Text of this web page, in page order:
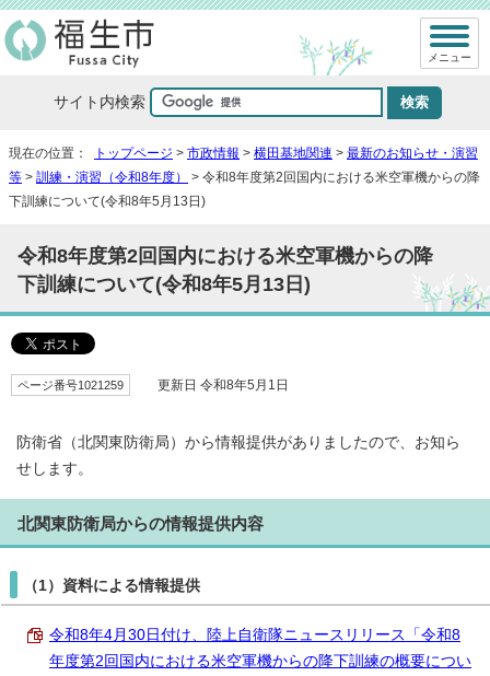
サイト内検索
メニュー
現在の位置： トップページ > 市政情報 > 横田基地関連 > 最新のお知らせ・演習
等 > 訓練・演習（令和8年度）
> 令和8年度第2回国内における米空軍機からの降
下訓練について(令和8年5月13日)
令和8年度第2回国内における米空軍機からの降
下訓練について(令和8年5月13日)
ページ番号1021259 更新日 令和8年5月1日
防衛省（北関東防衛局）から情報提供がありましたので、お知ら
せします。
北関東防衛局からの情報提供内容
（1）資料による情報提供
令和8年4月30日付け、陸上自衛隊ニュースリリース「令和8
年度第2回国内における米空軍機からの降下訓練の概要につい